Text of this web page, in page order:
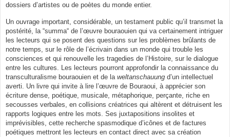
dossiers d’artistes ou de poètes du monde entier.
Un ouvrage important, considérable, un testament public qu’il transmet la
postérité, la “summa“ de l’œuvre bouraouien qui va certainement intriguer
les lecteurs qui se posent des questions sur les problèmes brûlants de
notre temps, sur le rôle de l’écrivain dans un monde qui trouble les
consciences et qui renouvelle les tragedies de l’Histoire, sur le dialogue
entre les cultures. Les lecteurs pourront approfondir la connaissance du
transculturalisme bouraouien et de la weltanschauung d’un intellectuel
averti. Un livre qui invite à lire l’œuvre de Bouraoui, à apprécier son
écriture dense, poétique, musicale, métaphorique, perçante, riche en
secousses verbales, en collisions créatrices qui altèrent et détruisent les
rapports logiques entre les mots. Ses juxtapositions insolites et
imprévisibles, cette recherche spasmodique d’icônes et de factures
poétiques mettront les lecteurs en contact direct avec sa création